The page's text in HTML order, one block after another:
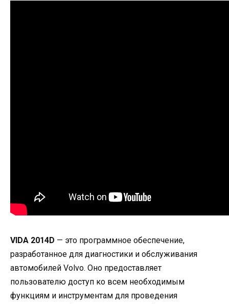
VIDA 2014D — это программное обеспечение,
разработанное для диагностики и обслуживания
автомобилей Volvo. Оно предоставляет
пользователю доступ ко всем необходимым
функциям и инструментам для проведения